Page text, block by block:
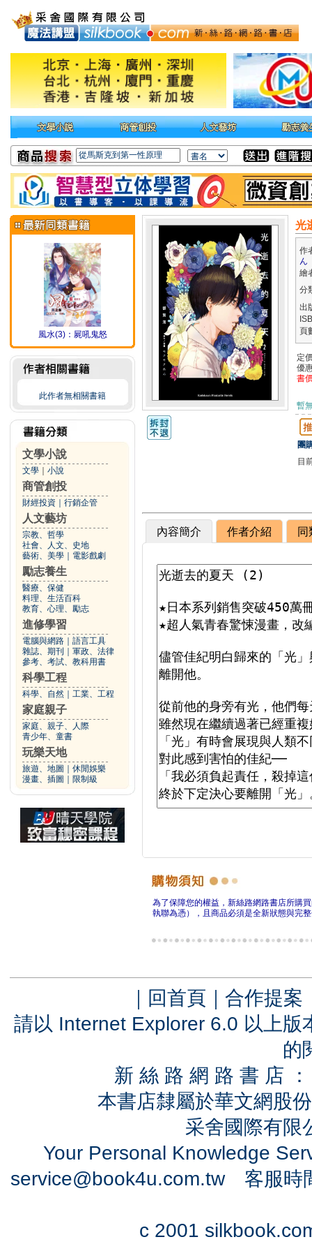
風水(3)：屍吼鬼怒
此作者無相關書籍
文學小說
文學 小說
商管創投
財經投資 行銷企管
人文藝坊
宗教、哲學
社會、人文、史地
藝術、美學
電影戲劇
勵志養生
醫療、保健
料理、生活百科
教育、心理、勵志
進修學習
電腦與網路
語言工具
雜誌、期刊
軍政、法律
參考、考試、教科用書
科學工程
科學、自然 工業、工程
家庭親子
家庭、親子、人際
青少年、童書
玩樂天地
旅遊、地圖
休閒娛樂
漫畫、插圖
限制級
光
作
ん
繪
分
出
頁
定
優
書
暫
團
目
內容簡介 作者介紹 同
為了保障您的權益，新絲路網路書店所購
執聯為憑），且商品必須是全新狀態與完
｜ 回首頁 ｜ 合作提案
請以 Internet Explorer 6.0 以上
的
新 絲 路 網 路 書 店
本書店隸屬於華文網股
采舍國際有
Your Personal Knowledge
service@book4u.com.tw客服時
c 2001